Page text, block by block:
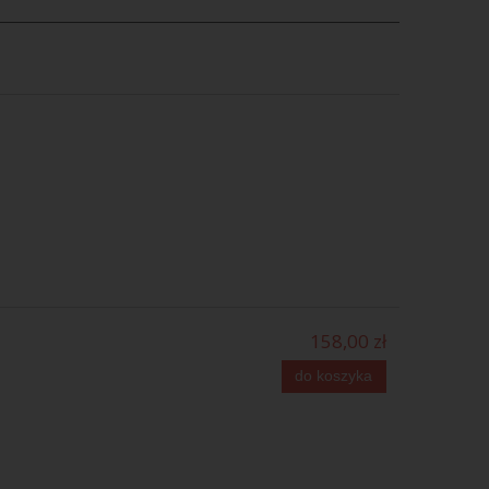
158,00 zł
do koszyka